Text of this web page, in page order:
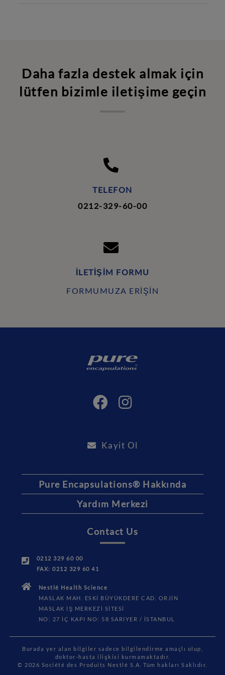
Daha fazla destek almak için
lütfen bizimle iletişime geçin
TELEFON
0212-329-60-00
İLETIŞIM FORMU
FORMUMUZA ERIŞIN
Kayit Ol
Pure Encapsulations® Hakkında
Yardım Merkezi
Contact Us
0212 329 60 00
FAX: 0212 329 60 41
Nestlé Health Science
MASLAK MAH. ESKİ BÜYÜKDERE CAD. ORJİN
MASLAK İŞ MERKEZİ SİTESİ
NO: 27 İÇ KAPI NO: 58 SARIYER / İSTANBUL
Burada yer alan bilgiler sadece bilgilendirme amaçlı olup,
doktor-hasta ilişkisi kurmamaktadır.
© 2026 Société des Produits Nestlé S.A. Tüm hakları Saklıdır.